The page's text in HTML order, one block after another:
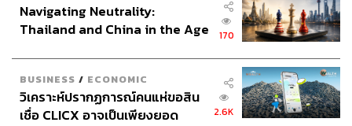
Navigating Neutrality:
Thailand and China in the Age
170
BUSINESS / ECONOMIC
วิเคราะห์ปรากฏการณ์คนแห่ขอสิน
เชื่อ CLICX อาจเป็นเพียงยอด
2.6K